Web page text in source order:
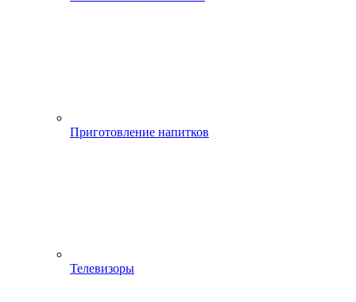
Приготовление напитков
Телевизоры